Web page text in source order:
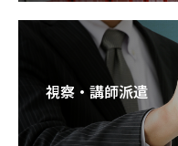
視察・講師派遣